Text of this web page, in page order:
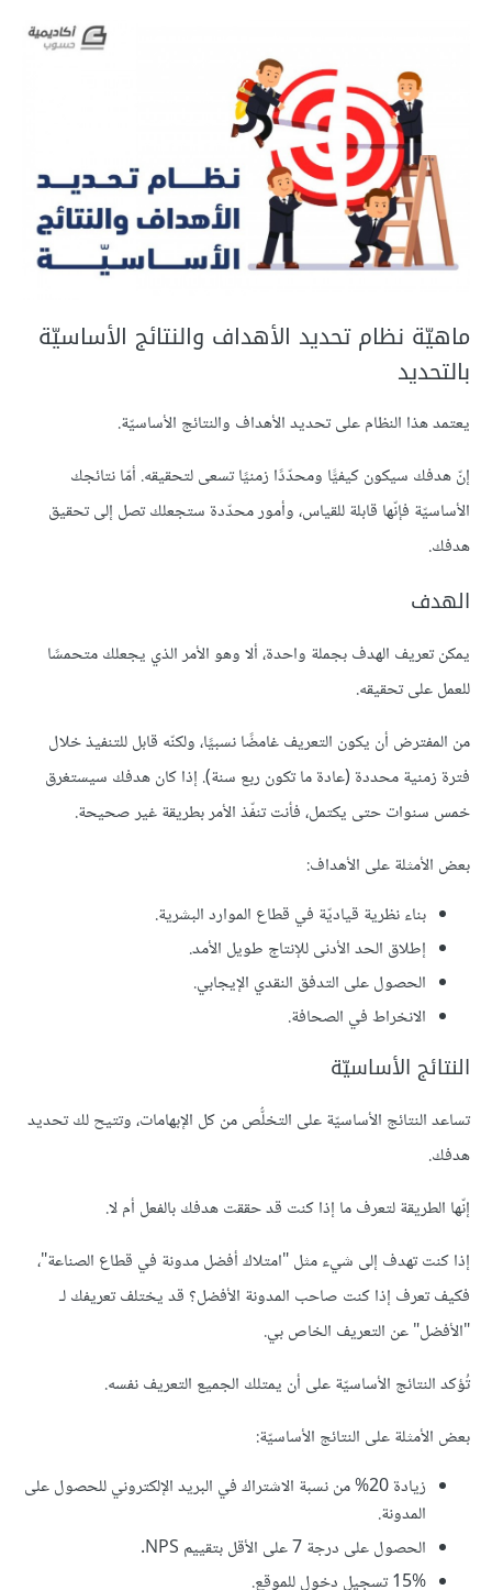
ماهيّة نظام تحديد الأهداف والنتائج الأساسيّة
بالتحديد
يعتمد هذا النظام على تحديد الأهداف والنتائج الأساسيّة.
إنّ هدفك سيكون كيفيًّا ومحدّدًا زمنيًا تسعى لتحقيقه. أمّا نتائجك
الأساسيّة فإنّها قابلة للقياس، وأمور محدّدة ستجعلك تصل إلى تحقيق
هدفك.
الهدف
يمكن تعريف الهدف بجملة واحدة، ألا وهو الأمر الذي يجعلك متحمسًا
للعمل على تحقيقه.
من المفترض أن يكون التعريف غامضًا نسبيًا، ولكنّه قابل للتنفيذ خلال
فترة زمنية محددة (عادة ما تكون ربع سنة). إذا كان هدفك سيستغرق
خمس سنوات حتى يكتمل، فأنت تنفّذ الأمر بطريقة غير صحيحة.
بعض الأمثلة على الأهداف:
بناء نظرية قياديّة في قطاع الموارد البشرية.
إطلاق الحد الأدنى للإنتاج طويل الأمد.
الحصول على التدفق النقدي الإيجابي.
الانخراط في الصحافة.
النتائج الأساسيّة
تساعد النتائج الأساسيّة على التخلُّص من كل الإبهامات، وتتيح لك تحديد
هدفك.
إنّها الطريقة لتعرف ما إذا كنت قد حققت هدفك بالفعل أم لا.
إذا كنت تهدف إلى شيء مثل "امتلاك أفضل مدونة في قطاع الصناعة"،
فكيف تعرف إذا كنت صاحب المدونة الأفضل؟ قد يختلف تعريفك لـ
"الأفضل" عن التعريف الخاص بي.
تُؤكد النتائج الأساسيّة على أن يمتلك الجميع التعريف نفسه.
بعض الأمثلة على النتائج الأساسيّة:
زيادة 20% من نسبة الاشتراك في البريد الإلكتروني للحصول على
المدونة.
الحصول على درجة 7 على الأقل بتقييم NPS.
15% تسجيل دخول للموقع.